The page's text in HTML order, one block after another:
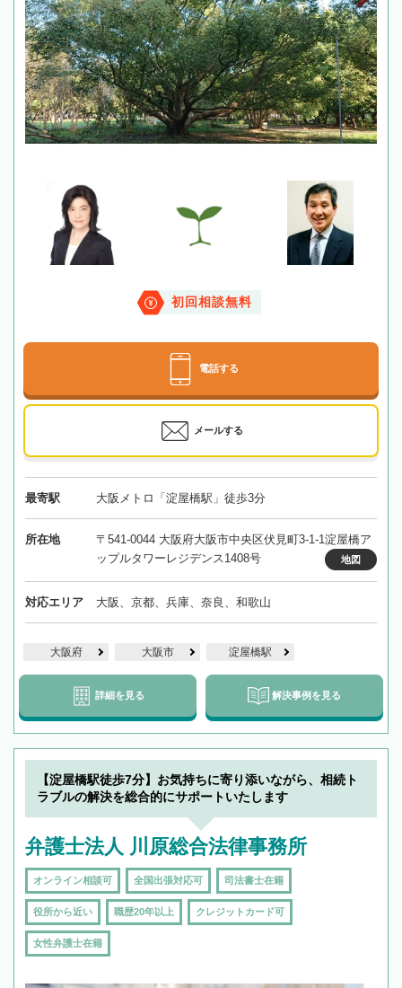
初回相談無料
電話する
メールする
最寄駅 大阪メトロ「淀屋橋駅」徒歩3分
所在地
〒541-0044 大阪府大阪市中央区伏見町3-1-1淀屋橋ア
ップルタワーレジデンス1408号
地図
対応エリア 大阪、京都、兵庫、奈良、和歌山
大阪府 大阪市 淀屋橋駅
詳細を見る 解決事例を見る
【淀屋橋駅徒歩7分】お気持ちに寄り添いながら、相続ト
ラブルの解決を総合的にサポートいたします
弁護士法人 川原総合法律事務所
オンライン相談可 全国出張対応可 司法書士在籍
役所から近い 職歴20年以上 クレジットカード可
女性弁護士在籍